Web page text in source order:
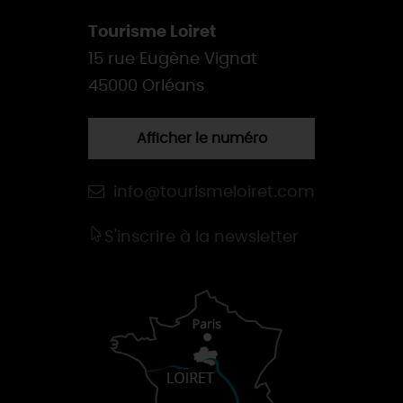
Tourisme Loiret
15 rue Eugène Vignat
45000 Orléans
Afficher le numéro
info@tourismeloiret.com
S'inscrire à la newsletter